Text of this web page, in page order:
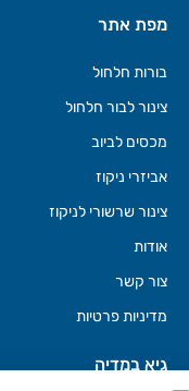
מפת אתר
בורות חלחול
צינור לבור חלחול
מכסים לביוב
אביזרי ניקוז
צינור שרשורי לניקוז
אודות
צור קשר
מדיניות פרטיות
גיא במדיה